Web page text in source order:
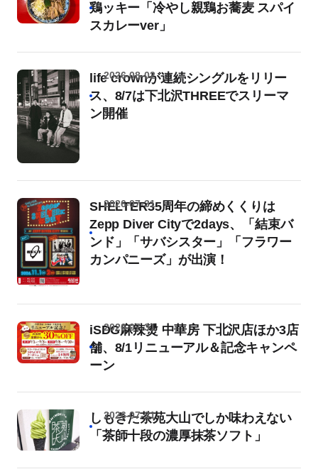
鶏ッキー「冷やし親鶏お蕎麦 スパイ
スカレーver」
life crownが連続シングルをリリー
ス、8/7は下北沢THREEでスリーマ
ン開催
2026-08-02
SHELTER35周年の締めくくりは
Zepp Diver Cityで2days、「結束バ
ンド」「サバシスター」「フラワー
カンパニーズ」が出演！
2026-07-31
iSDG麻辣燙 中華房 下北沢店ほか3店
舗、8/1リニューアル＆記念キャンペ
ーン
2026-07-31
しもきた茶苑大山でしか味わえない
「茶師十段の濃厚抹茶ソフト」
2026-07-31